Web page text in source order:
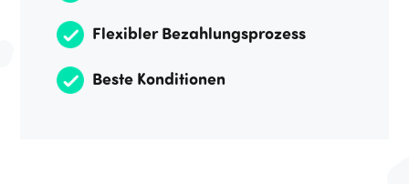
Flexibler Bezahlungsprozess
Beste Konditionen